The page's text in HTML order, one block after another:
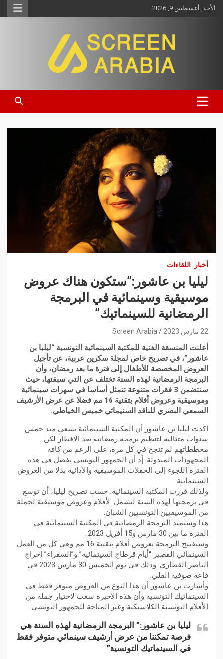
الأحد, أغسطس 9, 2026
Screen Arabia
أخبار اللقاءات
ليليا بن عاشور:”ستكون هناك عروض
موسيقية وسينمائية في البرمجة
الرمضانية للسينماتيك”
22 مارس 2023 Screen Arabia
أعلنت المنسقة الفنية للمكتبة السينمائية التونسية “ليليا بن
عاشور”، في تصريح خاص لمجلة سكرين عربية، عن تأجيل
العروض المخصصة للأطفال إلى فترة ما بعد رمضان، وأن
البرمجة الرمضانية لهذه السنة تختلف عن التي سبقتها، حيث
ستتضمن 3 فقرات متنوعة تتمثل أساسا في سهرات سينمائية
وموسيقية وعروض أفلام بتقنية 16 مم فضلا عن عرض الأرشيف
السمعي البصري للناقد السنيمائي خميس الخياطي.
أكدت ليليا بن عاشور أن المكتبة السينمائية تسعى منذ خمس
سنوات متتالية لتنظيم برمجة رمضانية بعد الافطار لكن
مخططاتهم لم تنجح في كل مرة، على الرغم من كافة
المجهودات المبذولة. إّذ أن الجمهور التونسي يفضل في هذه
الفترة اللجوء إلى الحفلات الموسيقية والأدائية بدلا من العروض
السينمائية.
ولذلك قررت المكتبة السينمائية، حسب تصريح ليليا، أن توسع
في برمجتها لهذه السنة لتشمل الأفلام وعروض موسيقية لجملة
من الموسيقيين التونسيين الشبان.
هذا وستمتد البرمجة الرمضانية في المكتبة السينمائية في
الفترة ما بين 30 مارس و15 أفريل 2023.
وستفتتح البرمجة بعروض أفلام بتقنية 16 مم وهي كل من العمل
السينمائي القصير “أيام قرطاج السينمائية” و”السفراء” إخراج
الناصر القطاري. وذلك في يوم الخميس 30 مارس 2023 في
قاعة صوفية القلي.
وأشارت بن عاشور أن هذا النوع من العروض متوفر فقط في
السينماتيك التونسية وأن هذه الأخيرة سعت لاختيار جملة من
الأفلام التونسية الكلاسيكية وغير المتاحة للجمهور التونسي.
ليليا بن عاشور:” البرمجة الرمضانية لهذه السنة هي
فرصة تمكننا من عرض أرشيف سينمائي متوفر فقط
في السينماتيك التونسية”